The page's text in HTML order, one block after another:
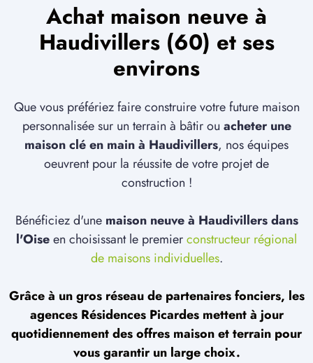
Achat maison neuve à
Haudivillers (60) et ses
environs
Que vous préfériez faire construire votre future maison
personnalisée sur un terrain à bâtir ou acheter une
maison clé en main à Haudivillers, nos équipes
oeuvrent pour la réussite de votre projet de
construction !
Bénéficiez d'une maison neuve à Haudivillers dans
l'Oiseen choisissant le premierconstructeur régional
de maisons individuelles.
Grâce à un gros réseau de partenaires fonciers, les
agences Résidences Picardes mettent à jour
quotidiennement des offres maison et terrain pour
vous garantir un large choix.